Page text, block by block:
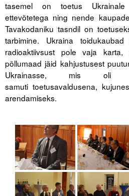
Incoterms® 2020
Abimaterjalid
Projektid
tasemel on toetus Ukrainale
ettevõtetega ning nende
Tavakodaniku tasndil on
tarbimine. Ukraina
radioaktiivsust pole vaja karta,
põllumaad jäid kahjustusest
Ukrainasse, mis oli
samuti toetusavaldusena,
arendamiseks.